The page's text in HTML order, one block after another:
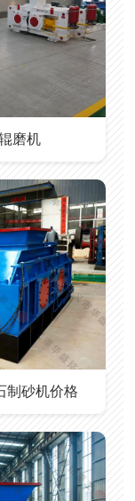
磨机
制砂机价格